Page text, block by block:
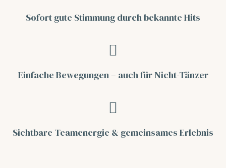
Sofort gute Stimmung durch bekannte Hits
Einfache Bewegungen – auch für Nicht-Tänzer
Sichtbare Teamenergie & gemeinsames Erlebnis